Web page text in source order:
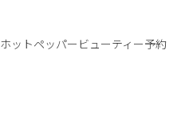
ホットペッパービューティー予約